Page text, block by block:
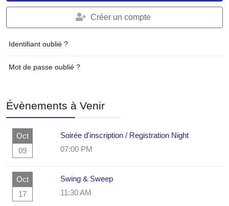
Créer un compte
Identifiant oublié ?
Mot de passe oublié ?
Évènements à Venir
Oct
09
Soirée d'inscription / Registration Night
07:00 PM
Oct
17
Swing & Sweep
11:30 AM